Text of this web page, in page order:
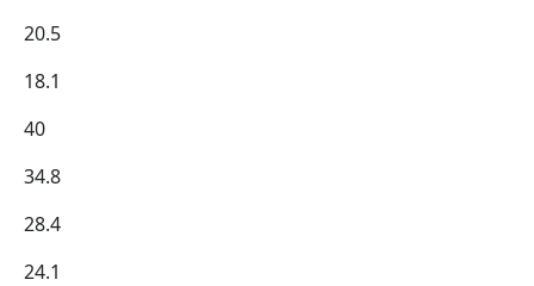
20.5
18.1
40
34.8
28.4
24.1